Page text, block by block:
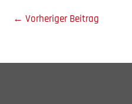
← Vorheriger Beitrag